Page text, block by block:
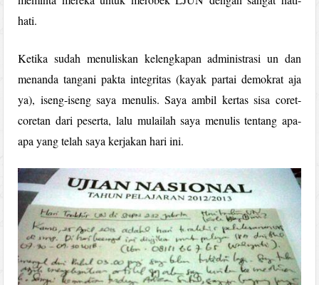
hati.
Ketika sudah menuliskan kelengkapan administrasi un dan
menanda tangani pakta integritas (kayak partai demokrat aja
ya), iseng-iseng saya menulis. Saya ambil kertas sisa coret-
coretan dari peserta, lalu mulailah saya menulis tentang apa-
apa yang telah saya kerjakan hari ini.